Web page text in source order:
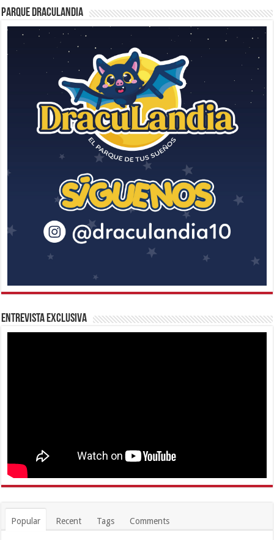
Parque Draculandia
Entrevista Exclusiva
Popular Recent Tags Comments